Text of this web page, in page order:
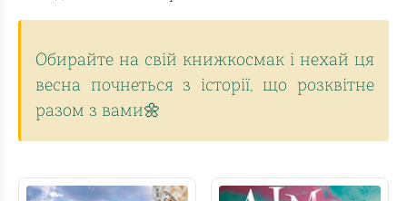
Обирайте на свій книжкосмак і нехай ця
весна почнеться з історії, що розквітне
разом з вами🌼